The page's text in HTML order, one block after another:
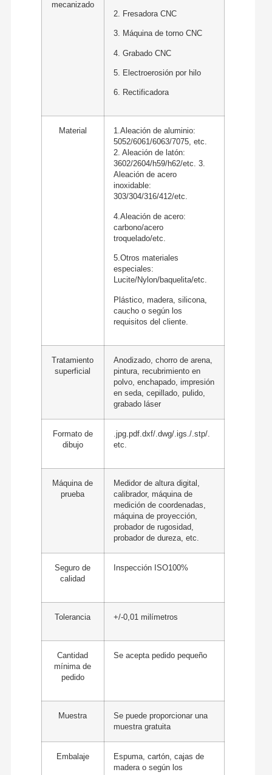
mecanizado
2. Fresadora CNC
3. Máquina de torno CNC
4. Grabado CNC
5. Electroerosión por hilo
6. Rectificadora
Material
1.Aleación de aluminio:
5052/6061/6063/7075, etc.
2. Aleación de latón:
3602/2604/h59/h62/etc. 3.
Aleación de acero
inoxidable:
303/304/316/412/etc.
4.Aleación de acero:
carbono/acero
troquelado/etc.
5.Otros materiales
especiales:
Lucite/Nylon/baquelita/etc.
Plástico, madera, silicona,
caucho o según los
requisitos del cliente.
Tratamiento
superficial
Anodizado, chorro de arena,
pintura, recubrimiento en
polvo, enchapado, impresión
en seda, cepillado, pulido,
grabado láser
Formato de
dibujo
.jpg.pdf.dxf/.dwg/.igs./.stp/.
etc.
Máquina de
prueba
Medidor de altura digital,
calibrador, máquina de
medición de coordenadas,
máquina de proyección,
probador de rugosidad,
probador de dureza, etc.
Seguro de
calidad
Inspección ISO100%
Tolerancia +/-0,01 milímetros
Cantidad
mínima de
pedido
Se acepta pedido pequeño
Muestra
Se puede proporcionar una
muestra gratuita
Embalaje
Espuma, cartón, cajas de
madera o según los